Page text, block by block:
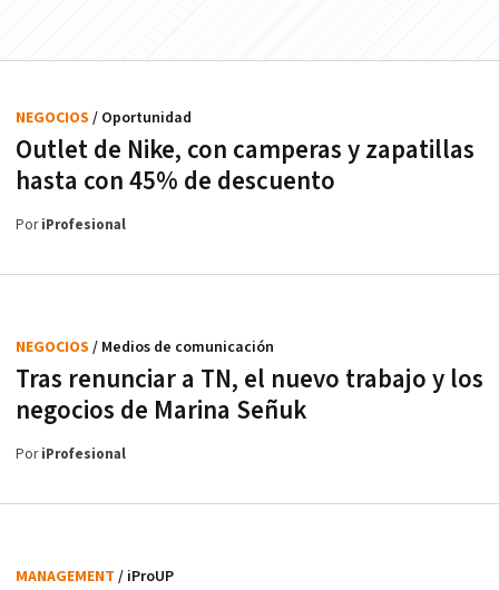
Outlet de Nike, con camperas y zapatillas
hasta con 45% de descuento
NEGOCIOS / Oportunidad
PoriProfesional
Tras renunciar a TN, el nuevo trabajo y los
negocios de Marina Señuk
NEGOCIOS / Medios de comunicación
PoriProfesional
MANAGEMENT / iProUP